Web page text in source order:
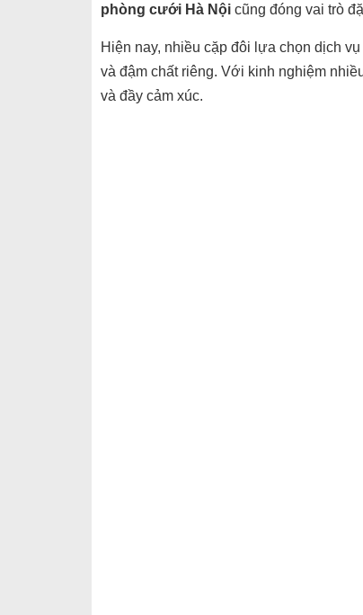
phòng cưới Hà Nội cũng đóng vai trò
Hiện nay, nhiều cặp đôi lựa chọn dịch vụ
và đậm chất riêng. Với kinh nghiệm
và đầy cảm xúc.